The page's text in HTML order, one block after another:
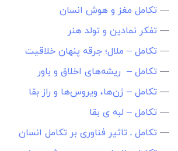
— تکامل مغز و هوش انسان
— تفکر نمادین و تولد هنر
— تکامل – ملال؛ جرقه‌ پنهان خلاقیت
— تکامل – ریشه‌های اخلاق و باور
— تکامل – ژن‌ها، ویروس‌ها و راز بقا
— تکامل – لبه ی بقا
— تکامل ـ تاثیر فناوری بر تکامل انسان